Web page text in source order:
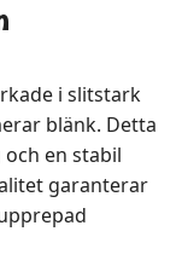
i slitstark
blänk. Detta
en stabil
garanterar